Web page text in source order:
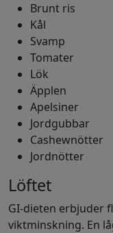
Brunt ris
Kål
Svamp
Tomater
Lök
Äpplen
Apelsiner
Jordgubbar
Cashewnötter
Jordnötter
Löftet
GI-dieten erbjuder
viktminskning. En